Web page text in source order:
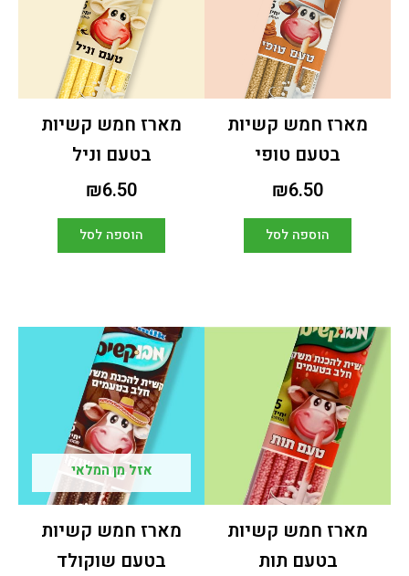
מארז חמש קשיות
בטעם טופי
₪6.50
הוספה לסל
מארז חמש קשיות
בטעם וניל
₪6.50
הוספה לסל
מארז חמש קשיות
בטעם תות
אזל מן המלאי
מארז חמש קשיות
בטעם שוקולד